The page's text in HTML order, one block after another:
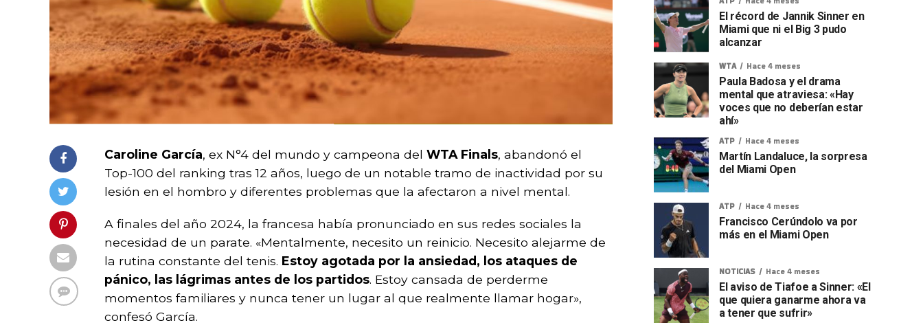
Caroline García, ex N°4 del mundo y campeona del WTA Finals, abandonó el
Top-100 del ranking tras 12 años, luego de un notable tramo de inactividad por su
lesión en el hombro y diferentes problemas que la afectaron a nivel mental.
A finales del año 2024, la francesa había pronunciado en sus redes sociales la
necesidad de un parate. «Mentalmente, necesito un reinicio. Necesito alejarme de
la rutina constante del tenis. Estoy agotada por la ansiedad, los ataques de
pánico, las lágrimas antes de los partidos. Estoy cansada de perderme
momentos familiares y nunca tener un lugar al que realmente llamar hogar»,
confesó García.
El récord de Jannik Sinner en
Miami que ni el Big 3 pudo
alcanzar
WTA Hace 4 meses
Paula Badosa y el drama
mental que atraviesa: «Hay
voces que no deberían estar
ahí»
ATP Hace 4 meses
Martín Landaluce, la sorpresa
del Miami Open
ATP Hace 4 meses
Francisco Cerúndolo va por
más en el Miami Open
NOTICIAS Hace 4 meses
El aviso de Tiafoe a Sinner: «El
que quiera ganarme ahora va
a tener que sufrir»